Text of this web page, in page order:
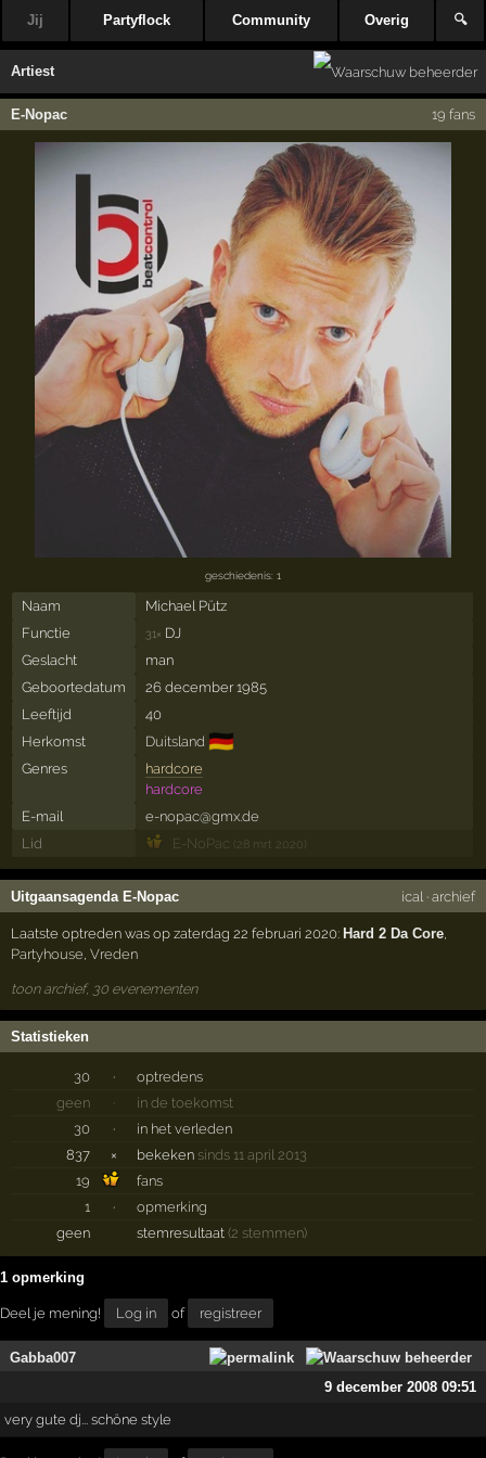
Jij Partyflock Community Overig 🔍
Artiest
E-Nopac 19 fans
geschiedenis: 1
Naam
Michael Pütz
Functie
31× DJ
Geslacht
man
Geboortedatum
26 december 1985
Leeftijd
40
Herkomst
Duitsland 🇩🇪
Genres
hardcore
hardcore
E-mail
e-nopac@gmx.de
Lid
E-NoPac (28 mrt 2020)
Uitgaansagenda E-Nopac ical · archief
Laatste optreden was op zaterdag 22 februari 2020: Hard 2 Da Core
Partyhouse ,Vreden
toon archief, 30 evenementen
Statistieken
30 ·
optredens
geen
·
in de toekomst
30
·
in het verleden
837
× bekeken sinds 11 april 2013
19
fans
1
·
opmerking
geen
stemresultaat(2 stemmen)
1 opmerking
Deel je mening! Log in of registreer
Gabba007
9 december 2008 09:51
very gute dj... schöne style